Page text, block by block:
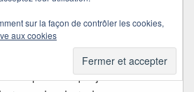
y a passé 3 semaines en
alors qu’elle n’avait que 5 jours.
que te comprendre pour cette
tire-lait et le fait de l’apporter au
l’hôpital chaque jour.
sur la façon de contrôler les cookies,
aux cookies